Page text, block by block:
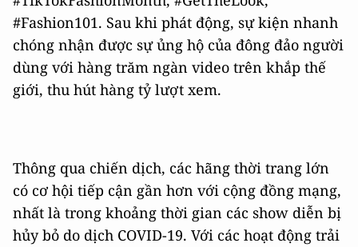
#Fashion101. Sau khi phát động, sự kiện nhanh
chóng nhận được sự ủng hộ của đông đảo người
dùng với hàng trăm ngàn video trên khắp thế
giới, thu hút hàng tỷ lượt xem.
Thông qua chiến dịch, các hãng thời trang lớn
có cơ hội tiếp cận gần hơn với cộng đồng mạng,
nhất là trong khoảng thời gian các show diễn bị
hủy bỏ do dịch COVID-19. Với các hoạt động trải